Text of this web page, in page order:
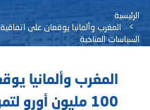
الرئيسية
السياسات المناخية
المغرب وألمانيا
100 مليون أورو